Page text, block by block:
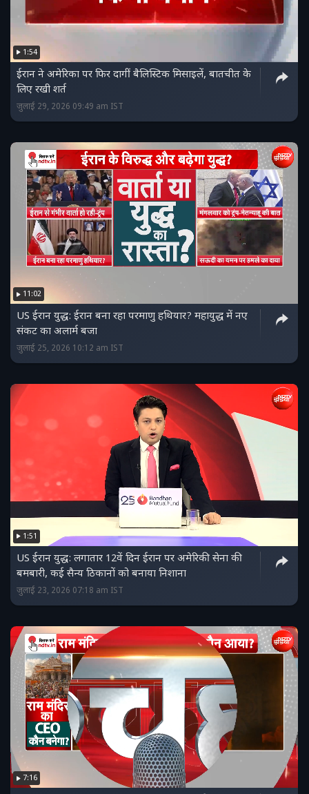
1:54
ईरान ने अमेरिका पर फिर दागीं बैलिस्टिक मिसाइलें, बातचीत के
लिए रखी शर्त
जुलाई 29, 2026 09:49 am IST
11:02
US ईरान युद्ध: ईरान बना रहा परमाणु हथियार? महायुद्ध में नए
संकट का अलार्म बजा
जुलाई 25, 2026 10:12 am IST
1:51
US ईरान युद्ध: लगातार 12वें दिन ईरान पर अमेरिकी सेना की
बमबारी, कई सैन्य ठिकानों को बनाया निशाना
जुलाई 23, 2026 07:18 am IST
7:16